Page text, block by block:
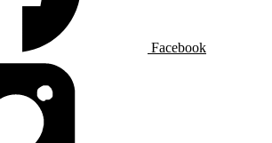
Facebook